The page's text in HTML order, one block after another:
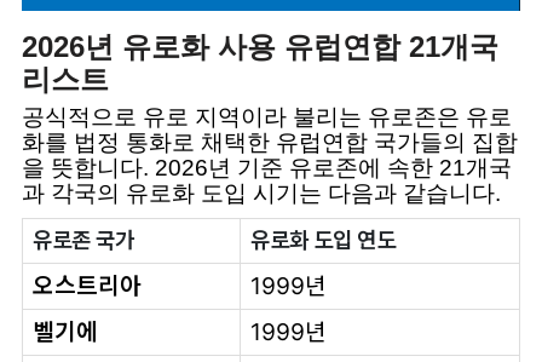
2026년 유로화 사용 유럽연합 21개국
리스트
공식적으로 유로 지역이라 불리는 유로존은 유로
화를 법정 통화로 채택한 유럽연합 국가들의 집합
을 뜻합니다. 2026년 기준 유로존에 속한 21개국
과 각국의 유로화 도입 시기는 다음과 같습니다.
유로존 국가
유로화 도입 연도
오스트리아
1999년
벨기에
1999년